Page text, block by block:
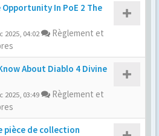
Opportunity In PoE 2 The
2025, 04:02
Règlement et
About Diablo 4 Divine
2025, 03:49
Règlement et
pièce de collection